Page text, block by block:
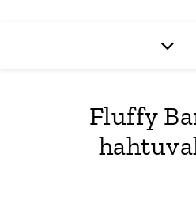
Fluffy